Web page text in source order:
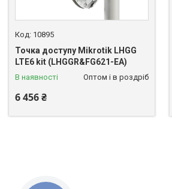
10895
Точка доступу Mikrotik LHGG
LTE6 kit (LHGGR&FG621-EA)
В наявності Оптом і в роздріб
6 456 ₴